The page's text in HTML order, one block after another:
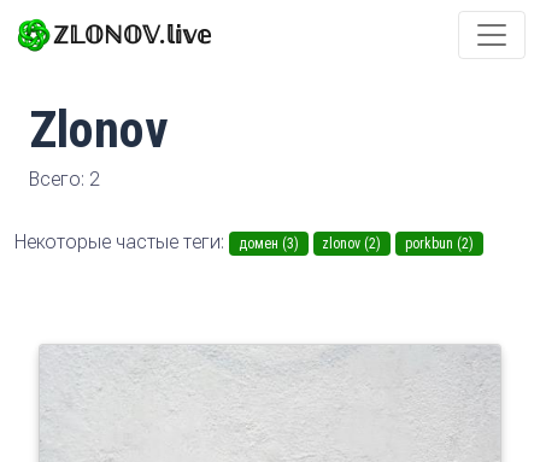
ℤ𝕃𝕆ℕ𝕆𝕍.𝕝𝕚𝕧𝕖
Zlonov
Всего: 2
Некоторые частые теги: домен (3) zlonov (2) porkbun (2)